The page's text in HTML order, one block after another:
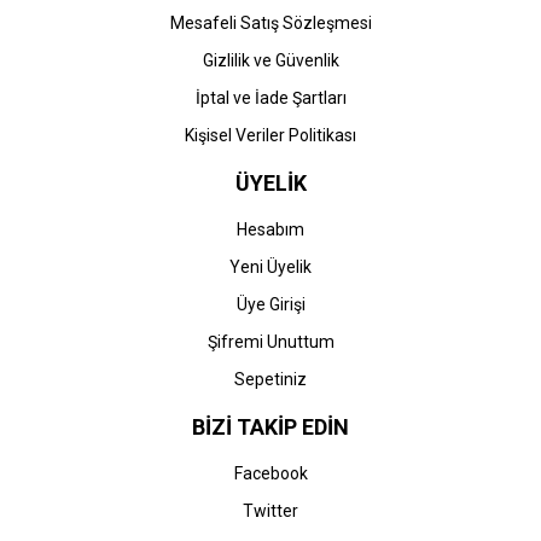
Mesafeli Satış Sözleşmesi
Gizlilik ve Güvenlik
İptal ve İade Şartları
Kişisel Veriler Politikası
ÜYELİK
Hesabım
Yeni Üyelik
Üye Girişi
Şifremi Unuttum
Sepetiniz
BİZİ TAKİP EDİN
Facebook
Twitter